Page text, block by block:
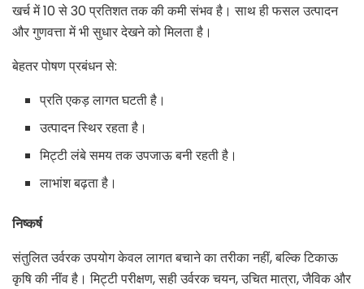
खर्च में 10 से 30 प्रतिशत तक की कमी संभव है। साथ ही फसल उत्पादन
और गुणवत्ता में भी सुधार देखने को मिलता है।
बेहतर पोषण प्रबंधन से:
प्रति एकड़ लागत घटती है।
उत्पादन स्थिर रहता है।
मिट्टी लंबे समय तक उपजाऊ बनी रहती है।
लाभांश बढ़ता है।
निष्कर्ष
संतुलित उर्वरक उपयोग केवल लागत बचाने का तरीका नहीं, बल्कि टिकाऊ
कृषि की नींव है। मिट्टी परीक्षण, सही उर्वरक चयन, उचित मात्रा, जैविक और